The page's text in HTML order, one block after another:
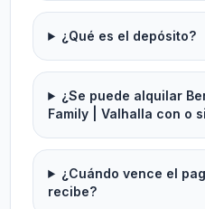
¿Qué es el depósito?
¿Se puede alquilar
Family | Valhalla con o
¿Cuándo vence el
recibe?